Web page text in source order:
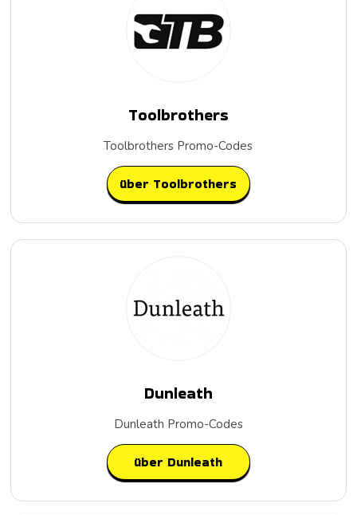
Toolbrothers
Toolbrothers Promo-Codes
über Toolbrothers
Dunleath
Dunleath Promo-Codes
über Dunleath